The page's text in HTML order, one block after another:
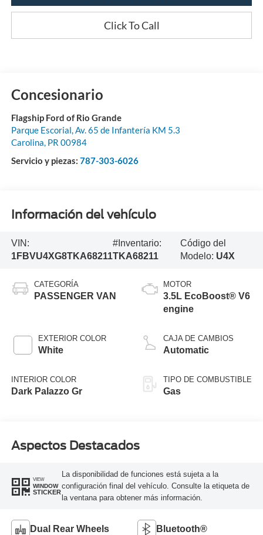
Click To Call
Concesionario
Flagship Ford of Rio Grande
Parque Escorial, Av. 65 de Infantería KM 5.3
Carolina, PR 00984
Servicio y piezas: 787-303-6026
Información del vehículo
VIN:
1FBVU4XG8TKA68211
#Inventario:
TKA68211
Código del
Modelo: U4X
CATEGORÍA
PASSENGER VAN
EXTERIOR COLOR
White
INTERIOR COLOR
Dark Palazzo Gr
MOTOR
3.5L EcoBoost® V6
engine
CAJA DE CAMBIOS
Automatic
TIPO DE COMBUSTIBLE
Gas
Aspectos Destacados
VIEW
WINDOW
STICKER
La disponibilidad de funciones está sujeta a la
configuración final del vehículo. Consulte la etiqueta de
la ventana para obtener más información.
Dual Rear Wheels Bluetooth®